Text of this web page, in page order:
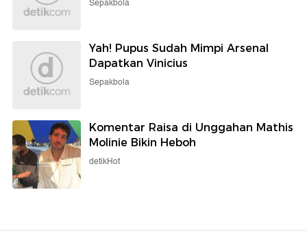
Sepakbola
Yah! Pupus Sudah Mimpi Arsenal
Dapatkan Vinicius
Sepakbola
Komentar Raisa di Unggahan Mathis
Molinie Bikin Heboh
detikHot